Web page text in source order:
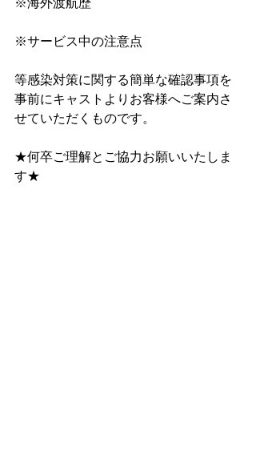
※サービス中の注意点
等感染対策に関する簡単な確認事項を
事前にキャストよりお客様へご案内さ
せていただくものです。
★何卒ご理解とご協力お願いいたしま
す★